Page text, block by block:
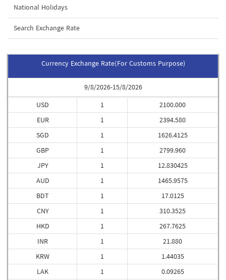
National Holidays
Search Exchange Rate
Currency Exchange Rate(For Customs Purpose)
9/8/2026-15/8/2026
USD
EUR
SGD
GBP
JPY
AUD
BDT
CNY
HKD
INR
KRW
LAK
1
1
1
1
1
1
1
1
1
1
1
1
2100.000
2394.580
1626.4125
2799.960
12.830425
1465.9575
17.0125
310.3525
267.7625
21.880
1.44035
0.09265